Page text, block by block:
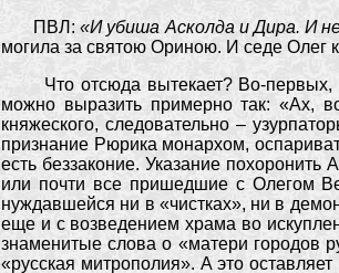
ПВЛ:«И убиша Асколда и Дира. И
могила за святою Ориною. И седе Олег
Что отсюда вытекает? Во-первых,
можно выразить примерно так: «Ах,
княжеского, следовательно –
признание Рюрика монархом,
есть беззаконие. Указание
или почти все пришедшие с Олегом
нуждавшейся ни в «чистках», ни в
еще и с возведением храма во
знаменитые слова о «матери городов
«русская митрополия». А это